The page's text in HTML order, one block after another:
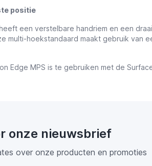
positie
een verstelbare handriem en een
multi-hoekstandaard maakt gebruik van
Edge MPS is te gebruiken met de
onze nieuwsbrief
over onze producten en promoties